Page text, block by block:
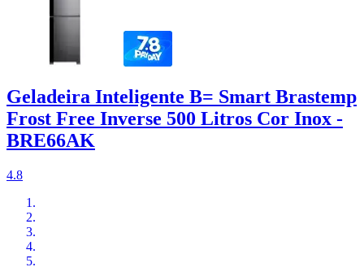
Geladeira Inteligente B= Smart Brastemp
Frost Free Inverse 500 Litros Cor Inox -
BRE66AK
4.8